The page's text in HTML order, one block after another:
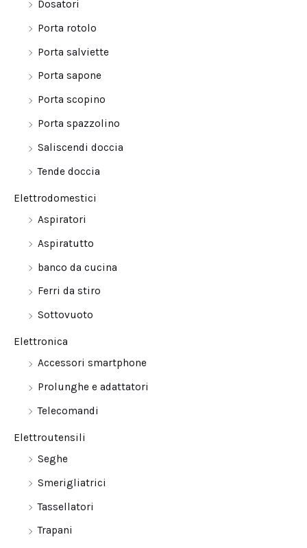
Dosatori
Porta rotolo
Porta salviette
Porta sapone
Porta scopino
Porta spazzolino
Saliscendi doccia
Tende doccia
Elettrodomestici
Aspiratori
Aspiratutto
banco da cucina
Ferri da stiro
Sottovuoto
Elettronica
Accessori smartphone
Prolunghe e adattatori
Telecomandi
Elettroutensili
Seghe
Smerigliatrici
Tassellatori
Trapani